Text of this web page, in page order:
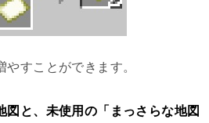
すことができます。
図と、未使用の「まっさらな地図